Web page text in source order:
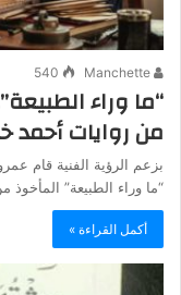
540
“ما وراء
من روايات أحمد
بزعم الرؤية الفنية قام
“ما وراء الطبيعة”
أكمل القراءة »